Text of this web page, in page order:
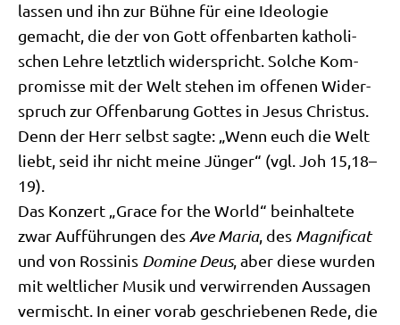
las­sen und ihn zur Büh­ne für eine Ideo­lo­gie
gemacht, die der von Gott offen­bar­ten katho­li­
schen Leh­re letzt­lich wider­spricht. Sol­che Kom­
pro­mis­se mit der Welt ste­hen im offe­nen Wider­
spruch zur Offen­ba­rung Got­tes in Jesus Chri­stus.
Denn der Herr selbst sag­te: „Wenn euch die Welt
liebt, seid ihr nicht mei­ne Jün­ger“ (vgl. Joh 15,18–
19).
Das Kon­zert „Grace for the World“ beinhal­te­te
zwar Auf­füh­run­gen des Ave Maria, des Magni­fi­cat
und von Ros­si­nis Domi­ne Deus, aber die­se wur­den
mit welt­li­cher Musik und ver­wir­ren­den Aus­sa­gen
ver­mischt. In einer vor­ab geschrie­be­nen Rede, die